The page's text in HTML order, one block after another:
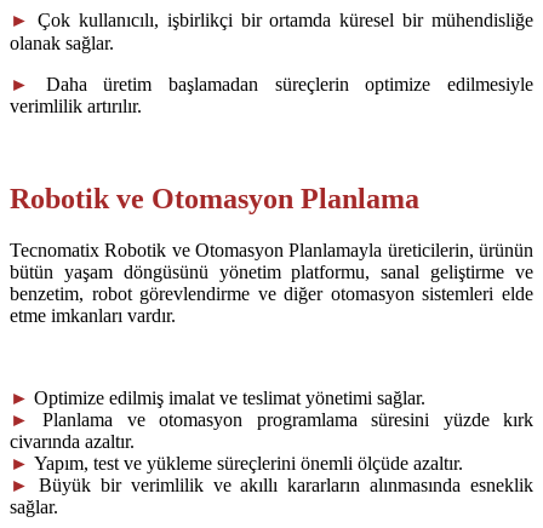
► Çok kullanıcılı, işbirlikçi bir ortamda küresel bir mühendisliğe
olanak sağlar.
► Daha üretim başlamadan süreçlerin optimize edilmesiyle
verimlilik artırılır.
Robotik ve Otomasyon Planlama
Tecnomatix Robotik ve Otomasyon Planlamayla üreticilerin, ürünün
bütün yaşam döngüsünü yönetim platformu, sanal geliştirme ve
benzetim, robot görevlendirme ve diğer otomasyon sistemleri elde
etme imkanları vardır.
► Optimize edilmiş imalat ve teslimat yönetimi sağlar.
►
Planlama ve otomasyon programlama süresini yüzde kırk
civarında azaltır.
► Yapım, test ve yükleme süreçlerini önemli ölçüde azaltır.
►
Büyük bir verimlilik ve akıllı kararların alınmasında esneklik
sağlar.